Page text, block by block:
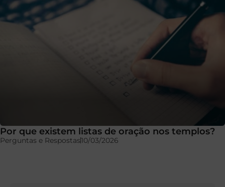
Por que existem listas de oração nos templos?
Perguntas e Respostas10/03/2026